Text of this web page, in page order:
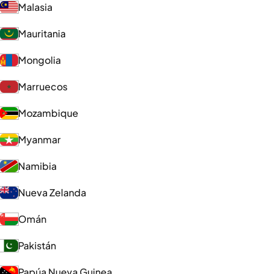
Malasia
Mauritania
Mongolia
Marruecos
Mozambique
Myanmar
Namibia
Nueva Zelanda
Omán
Pakistán